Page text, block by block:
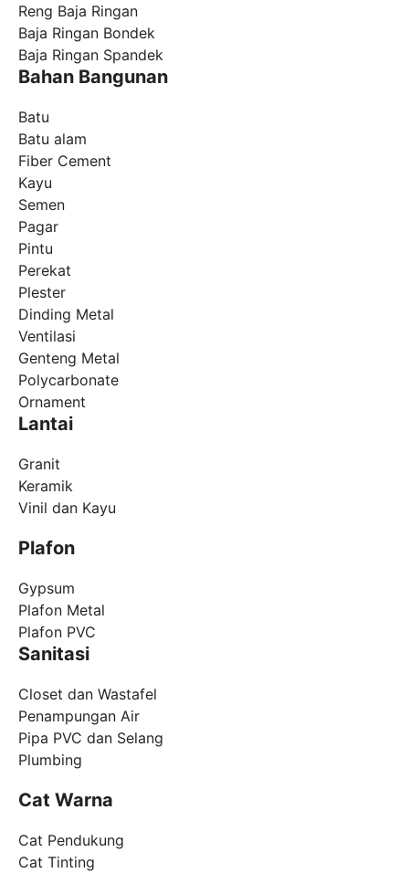
Reng Baja Ringan
Baja Ringan Bondek
Baja Ringan Spandek
Bahan Bangunan
Batu
Batu alam
Fiber Cement
Kayu
Semen
Pagar
Pintu
Perekat
Plester
Dinding Metal
Ventilasi
Genteng Metal
Polycarbonate
Ornament
Lantai
Granit
Keramik
Vinil dan Kayu
Plafon
Gypsum
Plafon Metal
Plafon PVC
Sanitasi
Closet dan Wastafel
Penampungan Air
Pipa PVC dan Selang
Plumbing
Cat Warna
Cat Pendukung
Cat Tinting